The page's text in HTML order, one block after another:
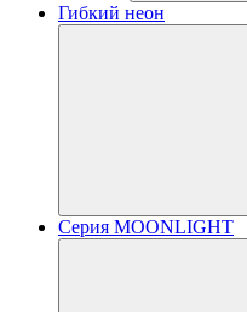
Гибкий неон
Серия MOONLIGHT